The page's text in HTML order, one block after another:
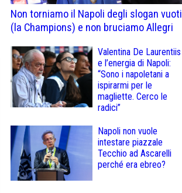
Non torniamo il Napoli degli slogan vuoti
(la Champions) e non bruciamo Allegri
Valentina De Laurentiis
e l’energia di Napoli:
“Sono i napoletani a
ispirarmi per le
magliette. Cerco le
radici”
Napoli non vuole
intestare piazzale
Tecchio ad Ascarelli
perché era ebreo?